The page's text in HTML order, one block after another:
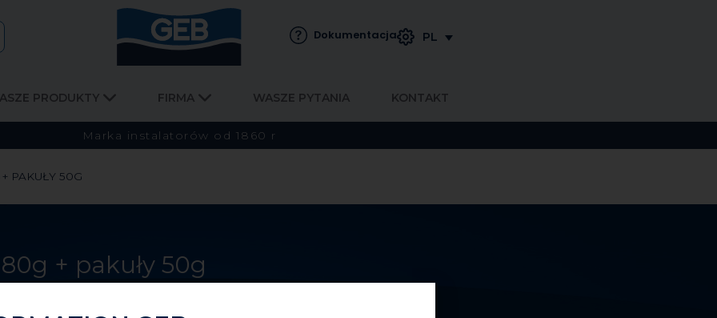
Dokumentacja PL
PRODUKTY FIRMA WASZE PYTANIA KONTAKT
Marka instalatorów od 1860 r
PAKUŁY 50G
+ pakuły 50g